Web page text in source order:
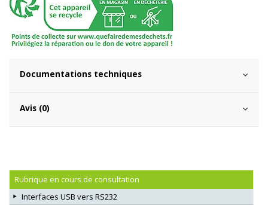
Documentations techniques
Avis (0)
Rubrique en cours de consultation
Interfaces USB vers RS232